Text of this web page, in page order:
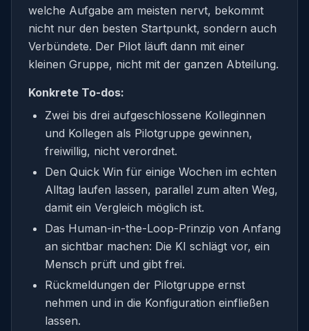
welche Aufgabe am meisten nervt, bekommt
nicht nur den besten Startpunkt, sondern auch
Verbündete. Der Pilot läuft dann mit einer
kleinen Gruppe, nicht mit der ganzen Abteilung.
Konkrete To-dos:
Zwei bis drei aufgeschlossene Kolleginnen
und Kollegen als Pilotgruppe gewinnen,
freiwillig, nicht verordnet.
Den Quick Win für einige Wochen im echten
Alltag laufen lassen, parallel zum alten Weg,
damit ein Vergleich möglich ist.
Das Human-in-the-Loop-Prinzip von Anfang
an sichtbar machen: Die KI schlägt vor, ein
Mensch prüft und gibt frei.
Rückmeldungen der Pilotgruppe ernst
nehmen und in die Konfiguration einfließen
lassen.